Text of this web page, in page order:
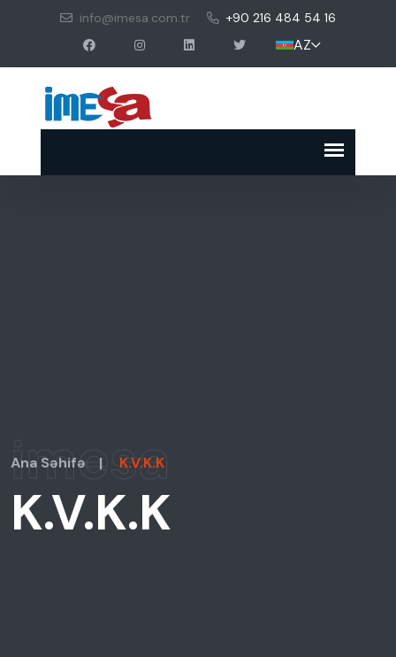
info@imesa.com.tr +90 216 484 54 16
AZ
imesa
Ana Səhifə | K.V.K.K
K.V.K.K